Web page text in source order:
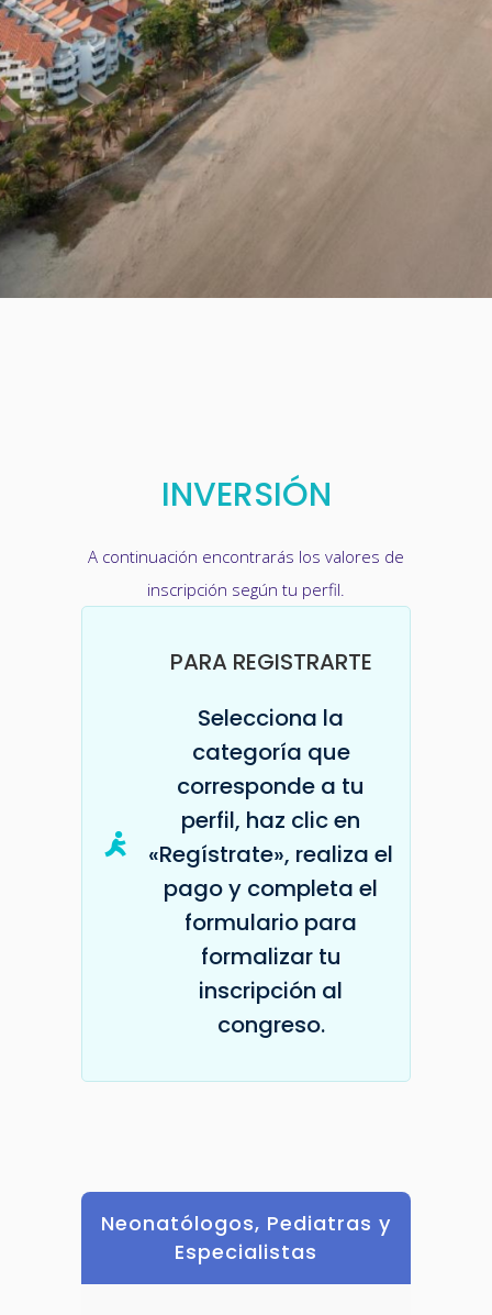
INVERSIÓN
A continuación encontrarás los valores de
inscripción según tu perfil.
PARA REGISTRARTE
Selecciona la
categoría que
corresponde a tu
perfil, haz clic en
«Regístrate», realiza el
pago y completa el
formulario para
formalizar tu
inscripción al
congreso.
Neonatólogos, Pediatras y
Especialistas